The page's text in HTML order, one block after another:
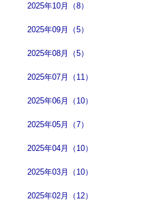
2025年10月（8）
2025年09月（5）
2025年08月（5）
2025年07月（11）
2025年06月（10）
2025年05月（7）
2025年04月（10）
2025年03月（10）
2025年02月（12）